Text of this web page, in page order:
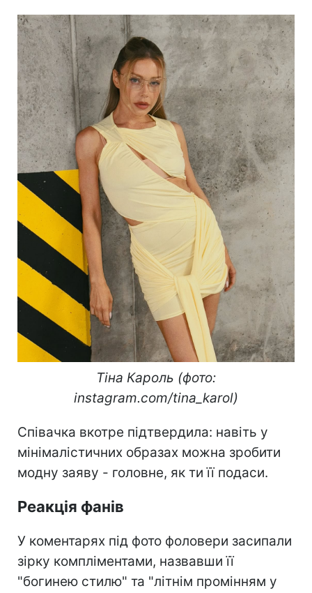
Тіна Кароль (фото:
instagram.com/tina_karol)
Співачка вкотре підтвердила: навіть у
мінімалістичних образах можна зробити
модну заяву - головне, як ти її подаси.
Реакція фанів
У коментарях під фото фоловери засипали
зірку компліментами, назвавши її
"богинею стилю" та "літнім промінням у